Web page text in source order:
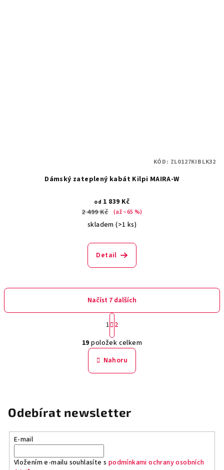
Dámský zateplený kabát Kilpi MAIRA-W
od 1 839 Kč
2 499 Kč
(až –65 %)
skladem(>1 ks)
Detail
KÓD: ZL0127KIBLK32
O
v
l
í
k
Načíst 7 dalších
S
t
r
á
n
k
o
í
1 2
19 položek celkem
Nahoru
Odebírat newsletter
E-mail
Vložením e-mailu souhlasíte s podmínkami ochrany osobních